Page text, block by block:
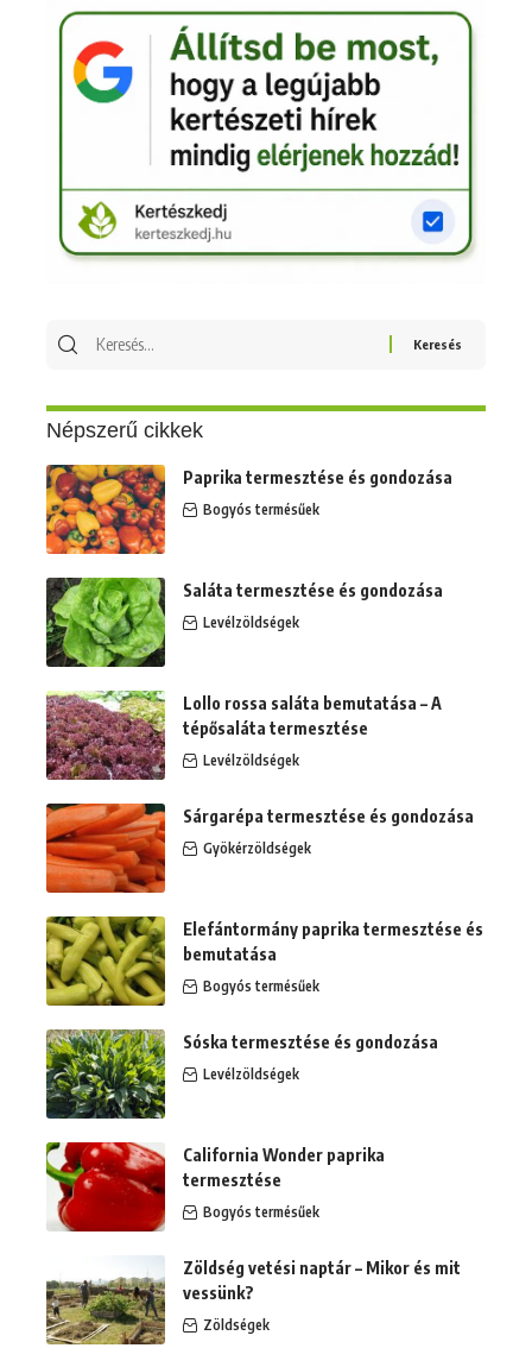
Keresés
Népszerű cikkek
Paprika termesztése és gondozása
Bogyós termésűek
Saláta termesztése és gondozása
Levélzöldségek
Lollo rossa saláta bemutatása – A
tépősaláta termesztése
Levélzöldségek
Sárgarépa termesztése és gondozása
Gyökérzöldségek
Elefántormány paprika termesztése és
bemutatása
Bogyós termésűek
Sóska termesztése és gondozása
Levélzöldségek
California Wonder paprika
termesztése
Bogyós termésűek
Zöldség vetési naptár – Mikor és mit
vessünk?
Zöldségek